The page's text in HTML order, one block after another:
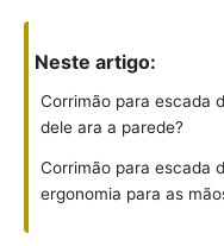
Neste artigo:
Corrimão para escada
dele ara a parede?
Corrimão para escada
ergonomia para as